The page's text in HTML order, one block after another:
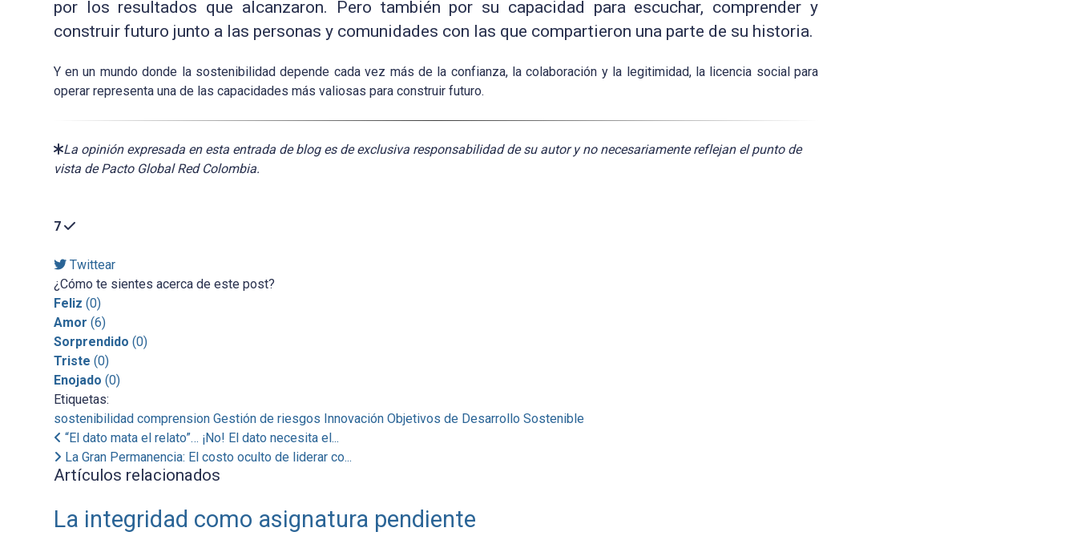
por los resultados que alcanzaron. Pero también por su capacidad para escuchar, comprender y
construir futuro junto a las personas y comunidades con las que compartieron una parte de su historia.
Y en un mundo donde la sostenibilidad depende cada vez más de la confianza, la colaboración y la legitimidad, la licencia social para
operar representa una de las capacidades más valiosas para construir futuro.
La opinión expresada en esta entrada de blog es de exclusiva responsabilidad de su autor y no necesariamente reflejan el punto de
vista de Pacto Global Red Colombia.
7
Twittear
¿Cómo te sientes acerca de este post?
Feliz (0)
Amor (6)
Sorprendido (0)
Triste (0)
Enojado (0)
Etiquetas:
sostenibilidad comprension Gestión de riesgos Innovación Objetivos de Desarrollo Sostenible
“El dato mata el relato”… ¡No! El dato necesita el...
La Gran Permanencia: El costo oculto de liderar co...
Artículos relacionados
La integridad como asignatura pendiente